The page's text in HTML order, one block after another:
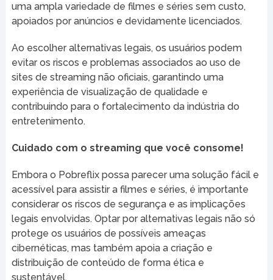
uma ampla variedade de filmes e séries sem custo,
apoiados por anúncios e devidamente licenciados.
Ao escolher alternativas legais, os usuários podem
evitar os riscos e problemas associados ao uso de
sites de streaming não oficiais, garantindo uma
experiência de visualização de qualidade e
contribuindo para o fortalecimento da indústria do
entretenimento.
Cuidado com o streaming que você consome!
Embora o Pobreflix possa parecer uma solução fácil e
acessível para assistir a filmes e séries, é importante
considerar os riscos de segurança e as implicações
legais envolvidas. Optar por alternativas legais não só
protege os usuários de possíveis ameaças
cibernéticas, mas também apoia a criação e
distribuição de conteúdo de forma ética e
sustentável.